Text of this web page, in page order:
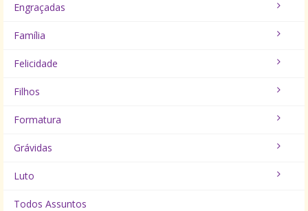
Engraçadas
Família
Felicidade
Filhos
Formatura
Grávidas
Luto
Todos Assuntos